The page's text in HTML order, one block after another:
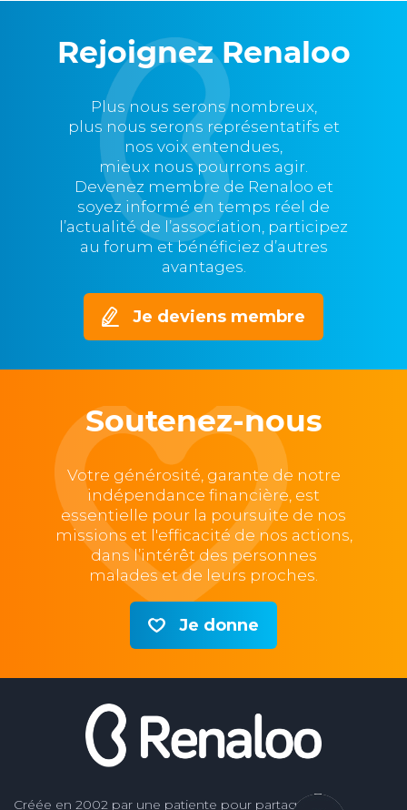
Rejoignez Renaloo
Plus nous serons nombreux,
plus nous serons représentatifs et
nos voix entendues,
mieux nous pourrons agir.
Devenez membre de Renaloo et
soyez informé en temps réel de
l’actualité de l’association, participez
au forum et bénéficiez d’autres
avantages.
Je deviens membre
Soutenez-nous
Votre générosité, garante de notre
indépendance financière, est
essentielle pour la poursuite de nos
missions et l'efficacité de nos actions,
dans l’intérêt des personnes
malades et de leurs proches.
Je donne
Créée en 2002 par une patiente pour partager son